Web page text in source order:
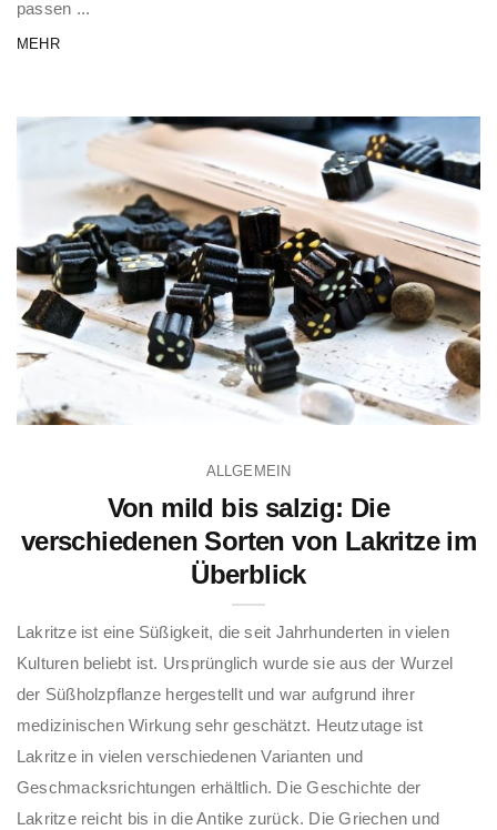
passen ...
MEHR
ALLGEMEIN
Von mild bis salzig: Die
verschiedenen Sorten von Lakritze im
Überblick
Lakritze ist eine Süßigkeit, die seit Jahrhunderten in vielen
Kulturen beliebt ist. Ursprünglich wurde sie aus der Wurzel
der Süßholzpflanze hergestellt und war aufgrund ihrer
medizinischen Wirkung sehr geschätzt. Heutzutage ist
Lakritze in vielen verschiedenen Varianten und
Geschmacksrichtungen erhältlich. Die Geschichte der
Lakritze reicht bis in die Antike zurück. Die Griechen und